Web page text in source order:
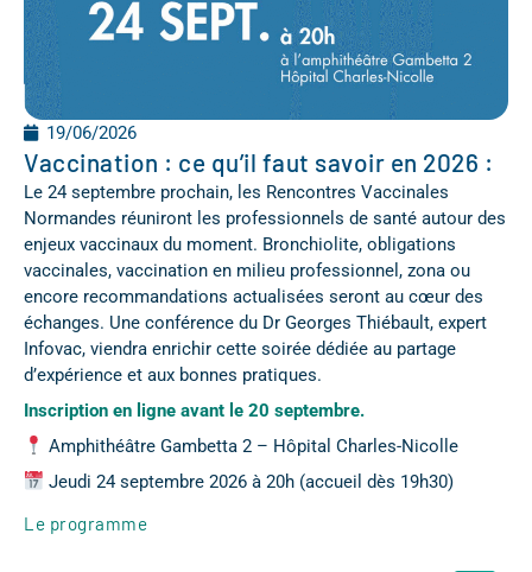
19/06/2026
Vaccination : ce qu’il faut savoir en 2026 :
Le 24 septembre prochain, les Rencontres Vaccinales
Normandes réuniront les professionnels de santé autour des
enjeux vaccinaux du moment. Bronchiolite, obligations
vaccinales, vaccination en milieu professionnel, zona ou
encore recommandations actualisées seront au cœur des
échanges. Une conférence du Dr Georges Thiébault, expert
Infovac, viendra enrichir cette soirée dédiée au partage
d’expérience et aux bonnes pratiques.
Inscription en ligne avant le 20 septembre.
Amphithéâtre Gambetta 2 – Hôpital Charles-Nicolle
Jeudi 24 septembre 2026 à 20h (accueil dès 19h30)
Le programme